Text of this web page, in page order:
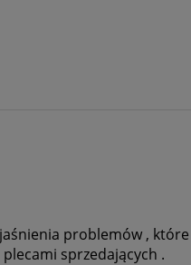
problemów ,
sprzedających .